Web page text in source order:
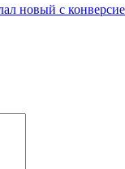
новый с